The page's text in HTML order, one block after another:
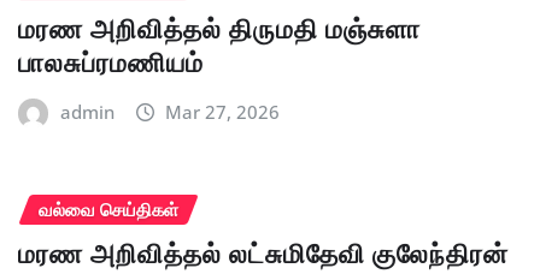
மரண அறிவித்தல் திருமதி மஞ்சுளா
பாலசுப்ரமணியம்
admin Mar 27, 2026
வல்வை செய்திகள்
மரண அறிவித்தல் லட்சுமிதேவி குலேந்திரன்